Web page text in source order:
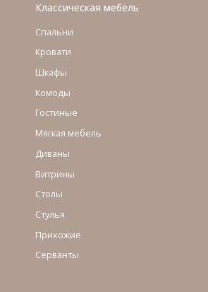
Классическая мебель
Спальни
Кровати
Шкафы
Комоды
Гостиные
Мягкая мебель
Диваны
Витрины
Столы
Стулья
Прихожие
Серванты